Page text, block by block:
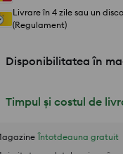
Livrare în 4 zile sau un
(Regulament)
Disponibilitatea în
Timpul și costul de
Întotdeauna gratuit